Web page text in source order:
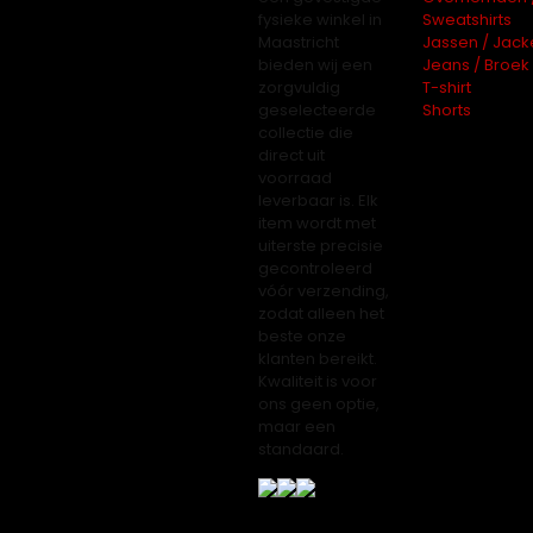
fysieke winkel in
Maastricht
bieden wij een
zorgvuldig
geselecteerde
collectie die
direct uit
voorraad
leverbaar is. Elk
item wordt met
uiterste precisie
gecontroleerd
vóór verzending,
zodat alleen het
beste onze
klanten bereikt.
Kwaliteit is voor
ons geen optie,
maar een
standaard.
Sweatshirts
Jassen /
Jeans / Broek
T-shirt
Shorts